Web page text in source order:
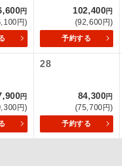
円
円)
102,400円
(92,600円)
予約する
円
円)
28
84,300円
(75,700円)
予約する
お申し込みはできま
の心配はいりませ